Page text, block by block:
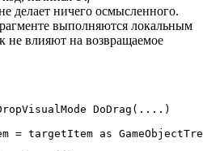
делает ничего осмысленного.
выполняются локальным
не влияют на возвращаемое
DoDrag(....)
= targetItem as